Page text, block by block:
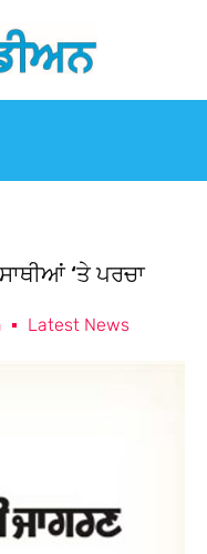
‘ਤੇ ਪਰਚਾ
Latest News